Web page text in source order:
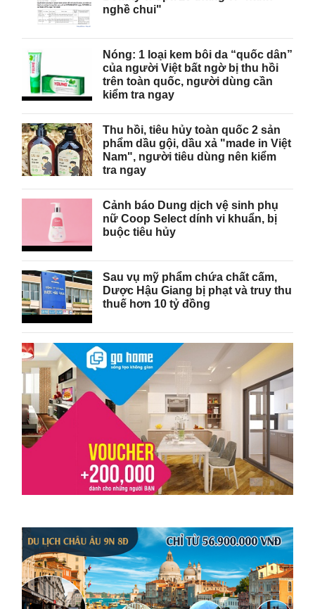
nghề chui"
Nóng: 1 loại kem bôi da “quốc dân”
của người Việt bất ngờ bị thu hồi
trên toàn quốc, người dùng cần
kiểm tra ngay
Thu hồi, tiêu hủy toàn quốc 2 sản
phẩm dầu gội, dầu xả "made in Việt
Nam", người tiêu dùng nên kiểm
tra ngay
Cảnh báo Dung dịch vệ sinh phụ
nữ Coop Select dính vi khuẩn, bị
buộc tiêu hủy
Sau vụ mỹ phẩm chứa chất cấm,
Dược Hậu Giang bị phạt và truy thu
thuế hơn 10 tỷ đồng